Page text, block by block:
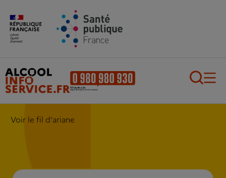
Aller au contenu principal
Voir le fil d'ariane